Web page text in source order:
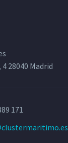
28040 Madrid
171